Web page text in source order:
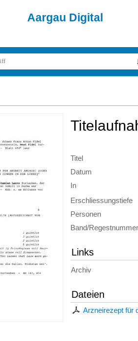
Aargau Digital
Titel
Datum
In
Erschliessungstiefe
Personen
Band/Regestnummer
Links
Archiv
Dateien
Arzneirezept für